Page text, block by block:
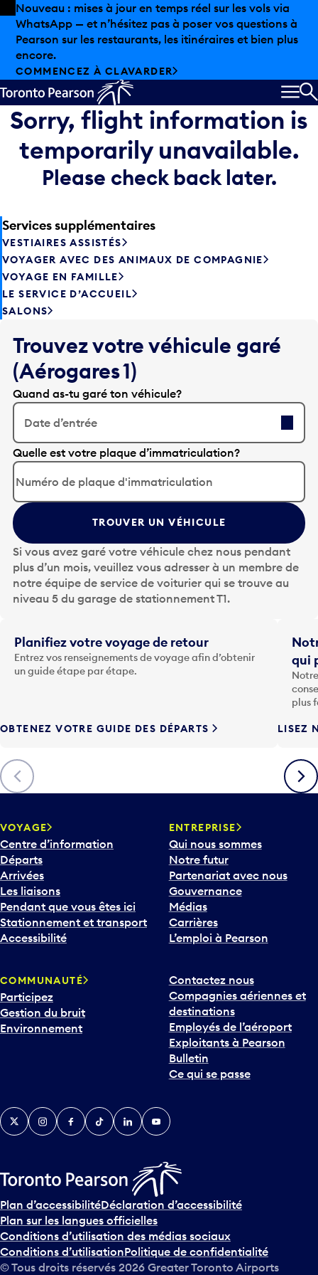
Skip to offers
Passer au contenu principal
Nouveau : mises à jour en temps réel sur les vols via
WhatsApp — et n’hésitez pas à poser vos questions à
Pearson sur les restaurants, les itinéraires et bien plus
encore.
COMMENCEZ À CLAVARDER
Sorry, flight information is
temporarily unavailable.
Please check back later.
Services supplémentaires
VESTIAIRES ASSISTÉS
VOYAGER AVEC DES ANIMAUX DE COMPAGNIE
VOYAGE EN FAMILLE
LE SERVICE D’ACCUEIL
SALONS
Trouvez votre véhicule garé
(Aérogares 1)
Quand as-tu garé ton véhicule?
Date d’entrée
A
p
p
u
y
e
s
u
r
l
t
o
u
F
è
c
h
v
e
r
s
l
e
b
a
o
u
r
i
v
e
n
s
u
r
l
e
c
Quelle est votre plaque d’immatriculation?
TROUVER UN VÉHICULE
Si vous avez garé votre véhicule chez nous pendant
plus d’un mois, veuillez vous adresser à un membre de
notre équipe de service de voiturier qui se trouve au
niveau 5 du garage de stationnement T1.
Précédent
Planifiez votre voyage de retour
Entrez vos renseignements de voyage afin d’obtenir
un guide étape par étape.
OBTENEZ VOTRE GUIDE DES DÉPARTS
qui
plus
LISEZ
VOYAGE
Centre d’information
Départs
Arrivées
Les liaisons
Pendant que vous êtes ici
Stationnement et transport
Accessibilité
ENTREPRISE
Qui nous sommes
Notre futur
Partenariat avec nous
Gouvernance
Médias
Carrières
L’emploi à Pearson
COMMUNAUTÉ
Participez
Gestion du bruit
Environnement
Contactez nous
Compagnies aériennes et
destinations
Employés de l’aéroport
Exploitants à Pearson
Bulletin
Ce qui se passe
TwitterInstagramFacebook
TikTokLinkedInYouTube
Plan d’accessibilitéDéclaration d’accessibilité
Plan sur les langues officielles
Conditions d’utilisation des médias sociaux
Conditions d’utilisationPolitique de confidentialité
© Tous droits réservés 2026 Greater Toronto Airports